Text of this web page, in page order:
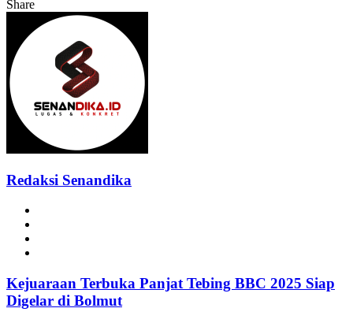
Share
Facebook
Messenger
Messenger
WhatsApp
Telegram
Redaksi Senandika
Kejuaraan Terbuka Panjat Tebing BBC 2025 Siap
Digelar di Bolmut